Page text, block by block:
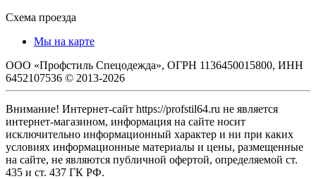
Схема проезда
Мы на карте
ООО «Профстиль Спецодежда», ОГРН 1136450015800, ИНН
6452107536 © 2013-2026
Внимание! Интернет-сайт https://profstil64.ru не является
интернет-магазином, информация на сайте носит
исключительно информационный характер и ни при каких
условиях информационные материалы и цены, размещенные
на сайте, не являются публичной офертой, определяемой ст.
435 и ст. 437 ГК РФ.